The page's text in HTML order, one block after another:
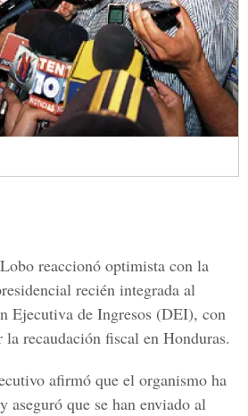
reaccionó optimista con la
recién integrada al
Ejecutiva de Ingresos (DEI), con
la recaudación fiscal en Honduras.
afirmó que el organismo ha
aseguró que se han enviado al